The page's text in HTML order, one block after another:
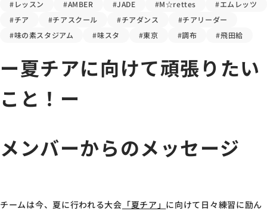
#レッスン #AMBER #JADE #M☆rettes
#エムレッツ
#チア
#チアスクール #チアダンス
#チアリーダー
#味の素スタジアム
#味スタ #東京 #調布 #飛田給
ー夏チアに向けて頑張りたい
こと！ー
メンバーからのメッセージ
チームは今、夏に行われる大会 「夏チア」 に向けて日々練習に励ん